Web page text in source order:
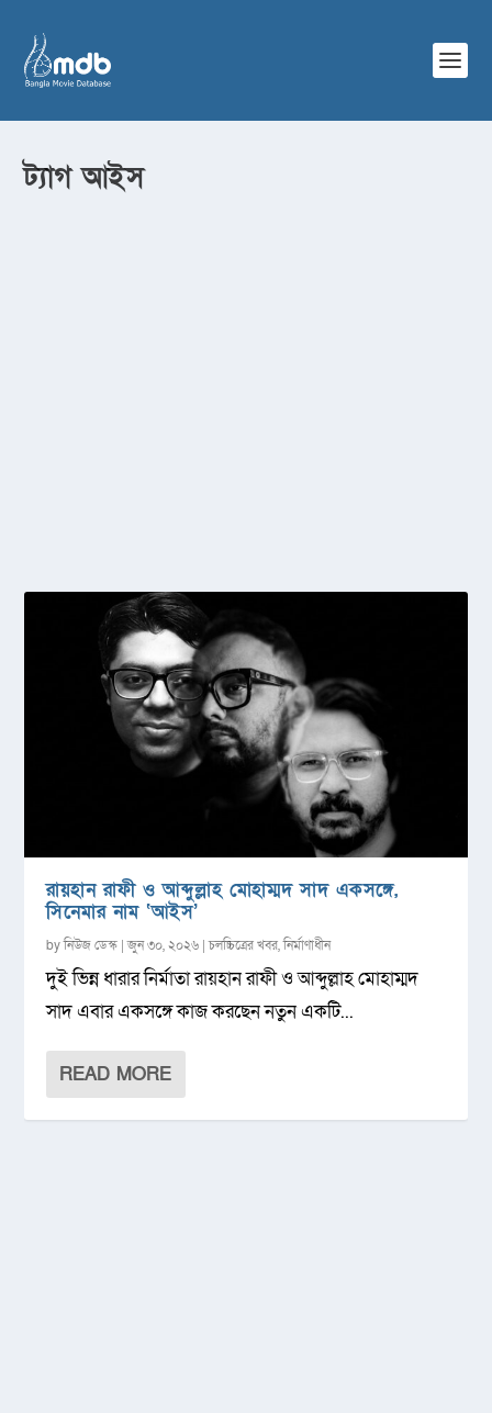
ট্যাগআইস
রায়হান রাফী ও আব্দুল্লাহ মোহাম্মদ সাদ একসঙ্গে,
সিনেমার নাম ‘আইস’
byনিউজ ডেস্ক |জুন ৩০, ২০২৬ |চলচ্চিত্রের খবর,নির্মাণাধীন
দুই ভিন্ন ধারার নির্মাতা রায়হান রাফী ও আব্দুল্লাহ মোহাম্মদ
সাদ এবার একসঙ্গে কাজ করছেন নতুন একটি...
READ MORE